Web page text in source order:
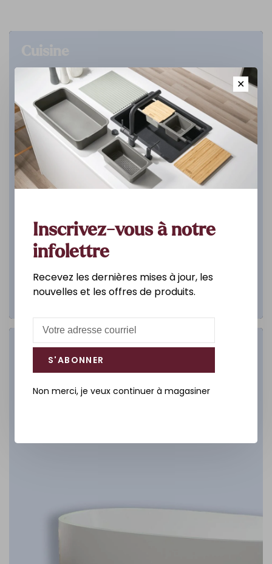
DÉCOUVREZ
Salle de bain
✕
Inscrivez-vous à notre
infolettre
Recevez les dernières mises à jour, les
nouvelles et les offres de produits.
S'ABONNER
Non merci, je veux continuer à magasiner